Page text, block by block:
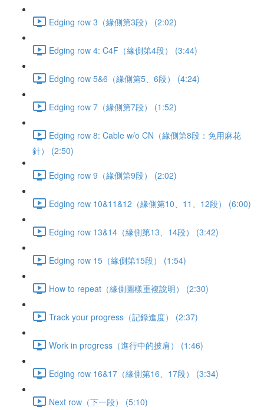
Edging row 3（緣側第3段） (2:02)
Edging row 4: C4F（緣側第4段） (3:44)
Edging row 5&6（緣側第5、6段） (4:24)
Edging row 7（緣側第7段） (1:52)
Edging row 8: Cable w/o CN（緣側第8段：免用麻花
針） (2:50)
Edging row 9（緣側第9段） (2:02)
Edging row 10&11&12（緣側第10、11、12段） (6:00)
Edging row 13&14（緣側第13、14段） (3:42)
Edging row 15（緣側第15段） (1:54)
How to repeat（緣側圖樣重複說明） (2:30)
Track your progress（記錄進度） (2:37)
Work in progress（進行中的披肩） (1:46)
Edging row 16&17（緣側第16、17段） (3:34)
Next row（下一段） (5:10)